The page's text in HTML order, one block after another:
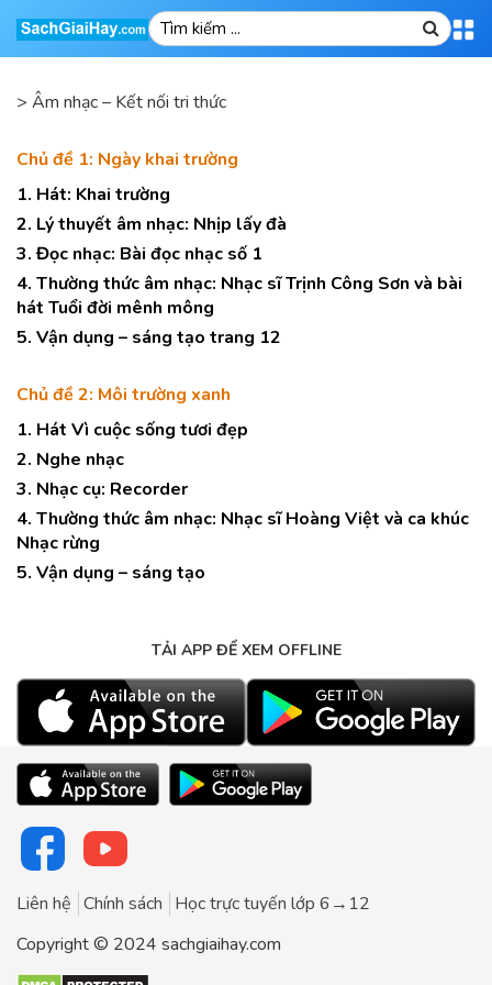
> Âm nhạc – Kết nối tri thức
Chủ đề 1: Ngày khai trường
1. Hát: Khai trường
2. Lý thuyết âm nhạc: Nhịp lấy đà
3. Đọc nhạc: Bài đọc nhạc số 1
4. Thường thức âm nhạc: Nhạc sĩ Trịnh Công Sơn và bài
hát Tuổi đời mênh mông
5. Vận dụng – sáng tạo trang 12
Chủ đề 2: Môi trường xanh
1. Hát Vì cuộc sống tươi đẹp
2. Nghe nhạc
3. Nhạc cụ: Recorder
4. Thường thức âm nhạc: Nhạc sĩ Hoàng Việt và ca khúc
Nhạc rừng
5. Vận dụng – sáng tạo
TẢI APP ĐỂ XEM OFFLINE
Liên hệ Chính sách Học trực tuyến lớp 6→12
Copyright © 2024 sachgiaihay.com